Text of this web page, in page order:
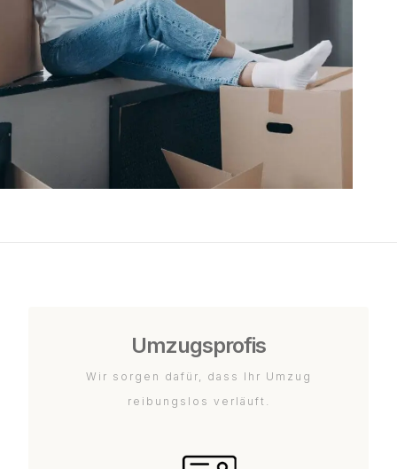
Umzugsprofis
Wir sorgen dafür, dass Ihr Umzug
reibungslos verläuft.